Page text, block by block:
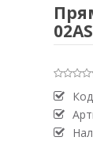
02AS